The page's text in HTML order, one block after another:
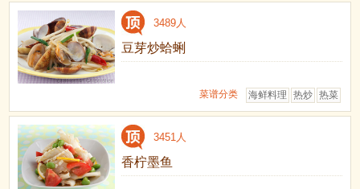
3489人
豆芽炒蛤蜊
热菜
热炒
海鲜料理
菜谱分类
3451人
香柠墨鱼